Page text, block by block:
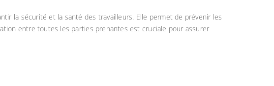
la sécurité et la santé des travailleurs. Elle permet de prévenir les
entre toutes les parties prenantes est cruciale pour assurer